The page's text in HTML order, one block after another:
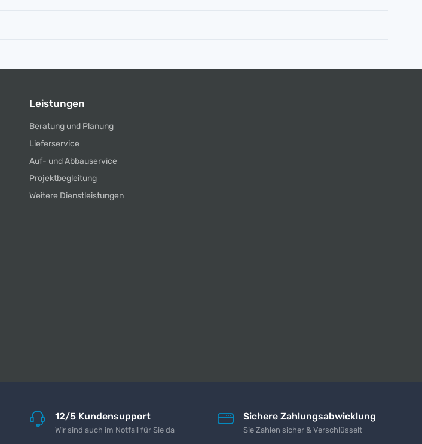
Leistungen
Beratung und Planung
Lieferservice
Auf- und Abbauservice
Projektbegleitung
Weitere Dienstleistungen
12/5 Kundensupport
Wir sind auch im Notfall für Sie da
Sichere Zahlungsabwicklung
Sie Zahlen sicher & Verschlüsselt